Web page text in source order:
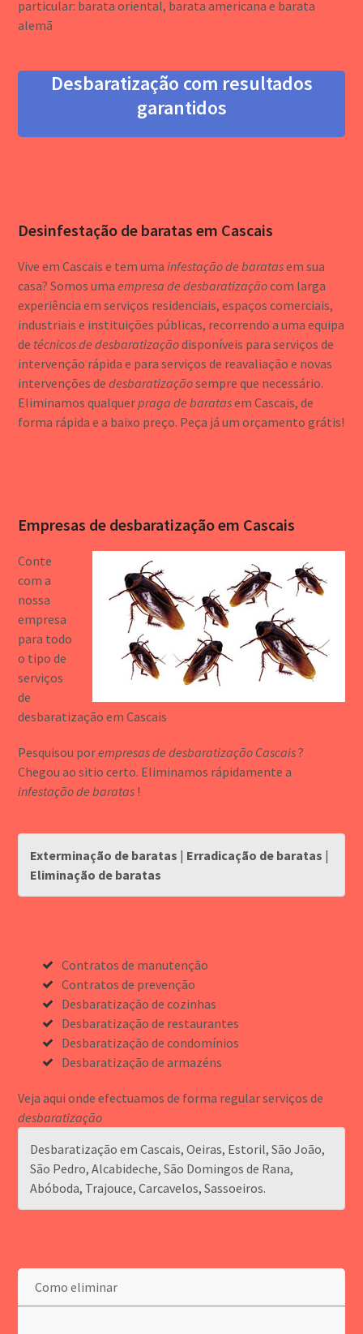
particular: barata oriental, barata americana e barata
alemã
Desbaratização com resultados
garantidos
Desinfestação de baratas em Cascais
Vive em Cascais e tem umainfestação de baratasem sua
casa? Somos umaempresa de desbaratizaçãocom larga
experiência em serviços residenciais, espaços comerciais,
industriais e instituições públicas, recorrendo a uma equipa
de técnicos de desbaratizaçãodisponíveis para serviços de
intervenção rápida e para serviços de reavaliação e novas
intervenções dedesbaratizaçãosempre que necessário.
Eliminamos qualquerpraga de baratasem Cascais, de
forma rápida e a baixo preço. Peça já um orçamento grátis!
Empresas de desbaratização em Cascais
Conte
com a
nossa
empresa
para todo
o tipo de
serviços
de
desbaratização em Cascais
Pesquisou porempresas de desbaratização Cascais?
Chegou ao sitio certo. Eliminamos rápidamente a
infestação de baratas !
Exterminação de baratas | Erradicação de baratas |
Eliminação de baratas
Contratos de manutenção
Contratos de prevenção
Desbaratização de cozinhas
Desbaratização de restaurantes
Desbaratização de condomínios
Desbaratização de armazéns
Veja aqui onde efectuamos de forma regular serviços de
desbaratização
Desbaratização em Cascais, Oeiras, Estoril, São João,
São Pedro, Alcabideche, São Domingos de Rana,
Abóboda, Trajouce, Carcavelos, Sassoeiros.
Como eliminar